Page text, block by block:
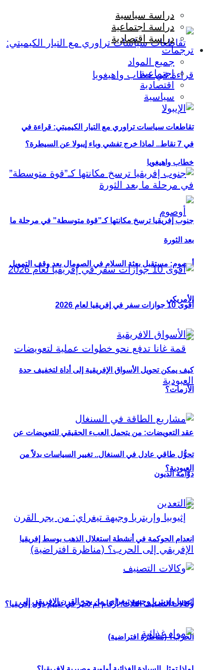
تقاطعات سياسات تراوري مع التيار الكيميتي: قراءة في
خطاب واهيغويا
أوصوم: مستقبل بعثة السلام في الصومال بعد وقف التمويل
الأمريكي
عقد التعويضات: من يتحمل العبء الحقيقي للتعويضات عن
العبودية؟
إثيوبيا وإريتريا وجبهة تيغراي: من يجر القرن الإفريقي إلى
الحرب؟ (مناظرة افتراضية)
دراسة سياسية
دراسة اجتماعية
دراسة اقتصادية
ترجمات
جميع المواد
اجتماعية
اقتصادية
سياسية
في 7 نقاط.. لماذا خرج تفشي وباء إيبولا عن السيطرة؟
جنوب إفريقيا ترسخ مكانتها كـ”قوة متوسطة” في مرحلة ما
بعد الثورة
أقوى 10 جوازات سفر في إفريقيا لعام 2026
كيف يمكن تحويل الأسواق الإفريقية إلى أداة لتخفيف حدة
الأزمات؟
تحوُّل طاقي عادل في السنغال.. تغيير السياسات بدلاً من
دوّامة الديون
انعدام الحوكمة في أنشطة استغلال الذهب بوسط إفريقيا
وكالات التصنيف الثلاث: أرقام أم تحيّز في تقييم دول إفريقيا؟